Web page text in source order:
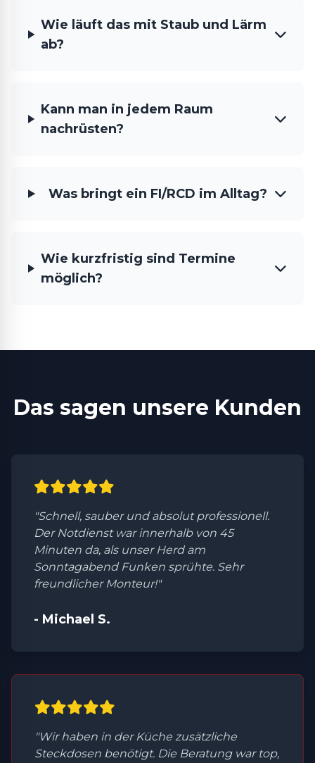
Wie läuft das mit Staub und Lärm
ab?
Kann man in jedem Raum
nachrüsten?
Was bringt ein FI/RCD im Alltag?
Wie kurzfristig sind Termine
möglich?
Das sagen unsere Kunden
"Schnell, sauber und absolut professionell.
Der Notdienst war innerhalb von 45
Minuten da, als unser Herd am
Sonntagabend Funken sprühte. Sehr
freundlicher Monteur!"
- Michael S.
"Wir haben in der Küche zusätzliche
Steckdosen benötigt. Die Beratung war top,